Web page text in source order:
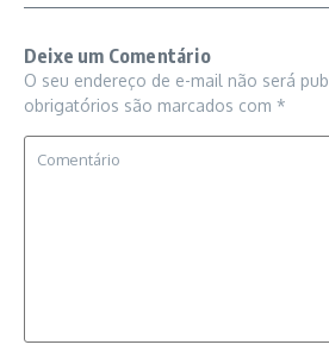
Deixe um Comentário
O seu endereço de e-mail não será
obrigatórios são marcados com *